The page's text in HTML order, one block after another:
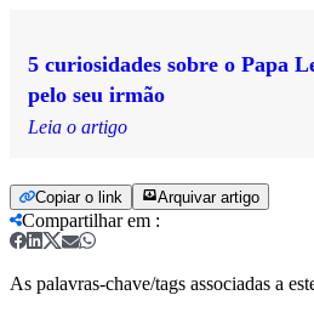
5 curiosidades sobre o Papa
pelo seu irmão
Leia o artigo
Copiar o link Arquivar artigo
Compartilhar em :
As palavras-chave/tags associadas a